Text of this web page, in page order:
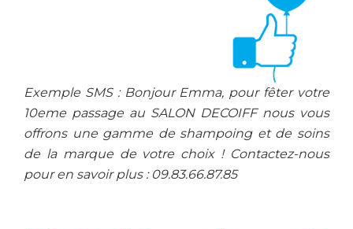
Exemple SMS : Bonjour Emma, pour fêter votre
10eme passage au SALON DECOIFF nous vous
offrons une gamme de shampoing et de soins
de la marque de votre choix ! Contactez-nous
pour en savoir plus : 09.83.66.87.85